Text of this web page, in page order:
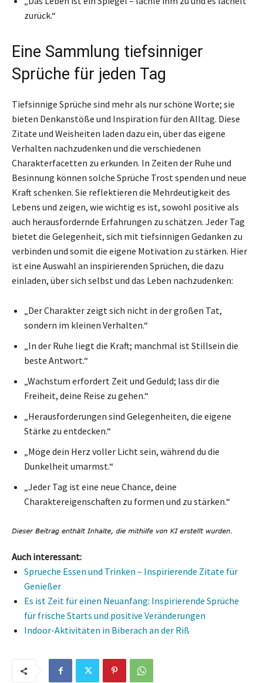
zurück.“
Eine Sammlung tiefsinniger
Sprüche für jeden Tag
Tiefsinnige Sprüche sind mehr als nur schöne Worte; sie
bieten Denkanstöße und Inspiration für den Alltag. Diese
Zitate und Weisheiten laden dazu ein, über das eigene
Verhalten nachzudenken und die verschiedenen
Charakterfacetten zu erkunden. In Zeiten der Ruhe und
Besinnung können solche Sprüche Trost spenden und neue
Kraft schenken. Sie reflektieren die Mehrdeutigkeit des
Lebens und zeigen, wie wichtig es ist, sowohl positive als
auch herausfordernde Erfahrungen zu schätzen. Jeder Tag
bietet die Gelegenheit, sich mit tiefsinnigen Gedanken zu
verbinden und somit die eigene Motivation zu stärken. Hier
ist eine Auswahl an inspirierenden Sprüchen, die dazu
einladen, über sich selbst und das Leben nachzudenken:
„Der Charakter zeigt sich nicht in der großen Tat,
sondern im kleinen Verhalten.“
„In der Ruhe liegt die Kraft; manchmal ist Stillsein die
beste Antwort.“
„Wachstum erfordert Zeit und Geduld; lass dir die
Freiheit, deine Reise zu gehen.“
„Herausforderungen sind Gelegenheiten, die eigene
Stärke zu entdecken.“
„Möge dein Herz voller Licht sein, während du die
Dunkelheit umarmst.“
„Jeder Tag ist eine neue Chance, deine
Charaktereigenschaften zu formen und zu stärken.“
Auch interessant:
Sprueche Essen und Trinken – Inspirierende Zitate für
Genießer
Es ist Zeit für einen Neuanfang: Inspirierende Sprüche
für frische Starts und positive Veränderungen
Indoor-Aktivitäten in Biberach an der Riß